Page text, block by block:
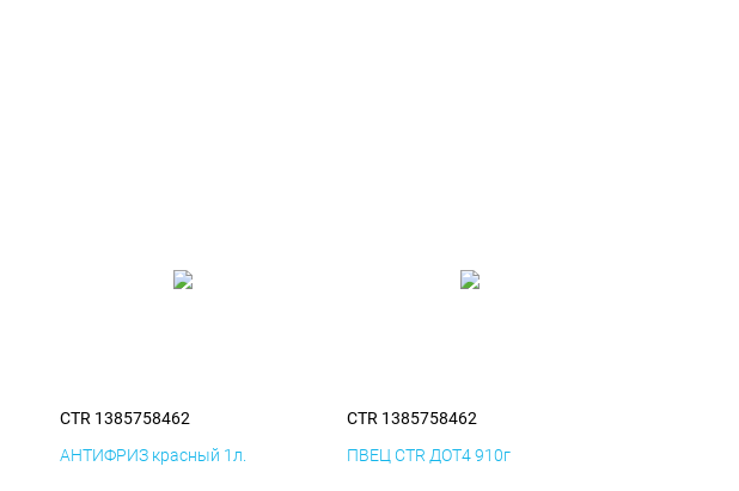
CTR 1385758462
АНТИФРИЗ красный 1л.
CTR 1385758462
ПВЕЦ CTR ДОТ4 910г